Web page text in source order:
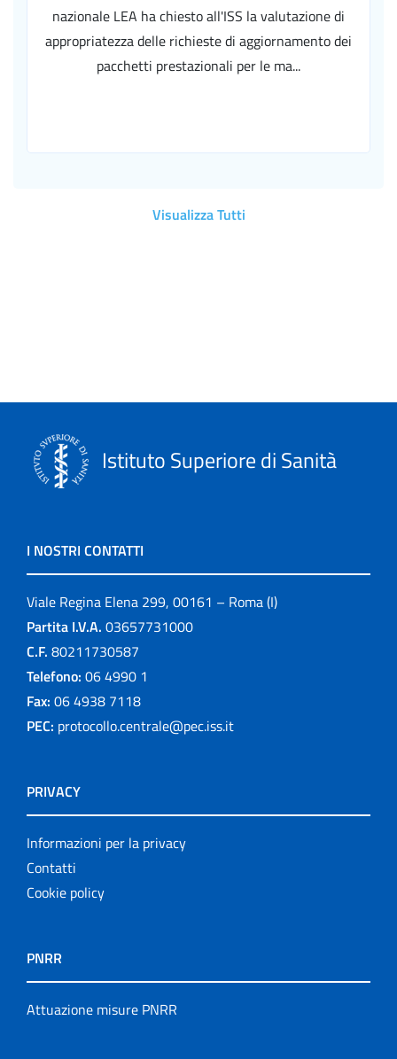
nazionale LEA ha chiesto all'ISS la valutazione di
appropriatezza delle richieste di aggiornamento dei
pacchetti prestazionali per le ma...
Visualizza Tutti
Istituto Superiore di Sanità
I NOSTRI CONTATTI
Viale Regina Elena 299, 00161 – Roma (I)
Partita I.V.A. 03657731000
C.F. 80211730587
Telefono: 06 4990 1
Fax: 06 4938 7118
PEC: protocollo.centrale@pec.iss.it
PRIVACY
Informazioni per la privacy
Contatti
Cookie policy
PNRR
Attuazione misure PNRR